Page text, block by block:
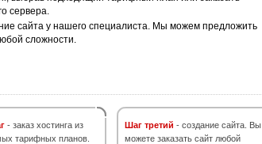
сервера.
сайта у нашего специалиста. Мы можем предложить
сложности.
- заказ хостинга из
тарифных планов.
Шаг третий - создание сайта. Вы
можете заказать сайт любой